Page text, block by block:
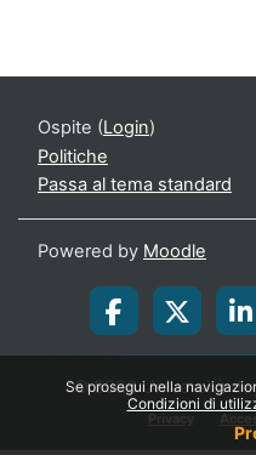
Se prosegui nella
Condizioni di
Ospite (Login)
Politiche
Passa al tema standard
Powered by Moodle
© 2026 Università